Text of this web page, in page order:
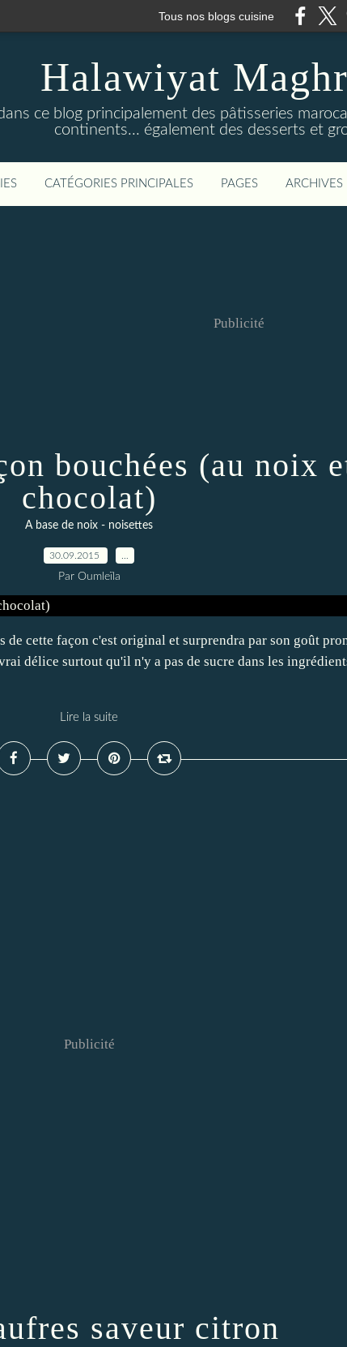
Tous nos blogs cuisine
Halawiyat
ce blog principalement des pâtisseries
continents... également des desserts et
CATÉGORIES PRINCIPALES PAGES ARCHIVES
Publicité
bouchées (au noix
chocolat)
A base de noix - noisettes
30.09.2015
Par Oumleïla
de cette façon c'est original et surprendra par son goût
délice surtout qu'il n'y a pas de sucre dans les
Lire la suite
Publicité
saveur citron